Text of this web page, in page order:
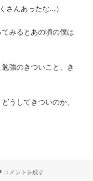
さんあったな…）
みるとあの頃の僕は
強のきついこと、き
うしてきついのか、
つい。どう乗り越える？
医学部の勉強はメチャきつい。ど
コメントを残す